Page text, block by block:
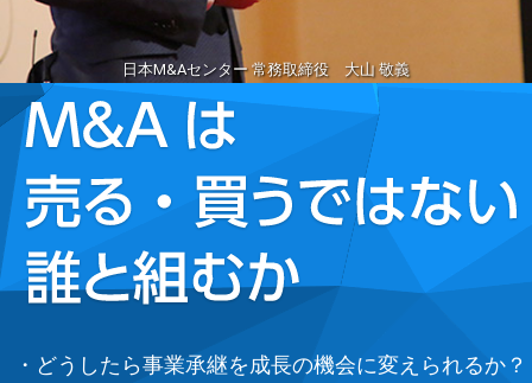
日本M&Aセンター 常務取締役 大山 敬義
どうしたら事業承継を成長の機会に変えられるか？